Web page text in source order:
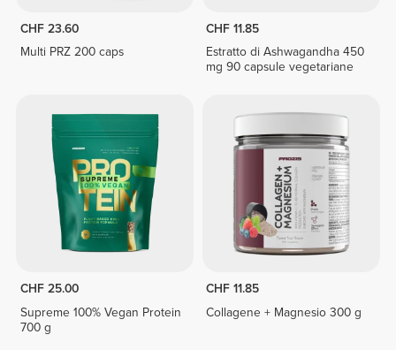
CHF 23.60
Multi PRZ 200 caps
CHF 11.85
Estratto di Ashwagandha 450
mg 90 capsule vegetariane
CHF 25.00
Supreme 100% Vegan Protein
700 g
CHF 11.85
Collagene + Magnesio 300 g